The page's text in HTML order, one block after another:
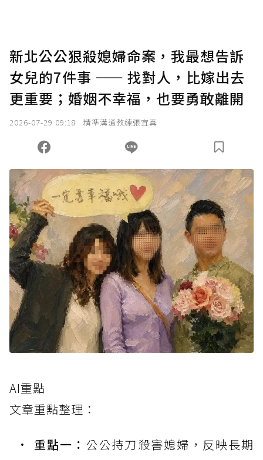
確認送出
您當前剩餘 U 利點數：0點；前往 購買點數
新北公公狠殺媳婦命案，我最想告訴
女兒的7件事 —— 找對人，比嫁出去
更重要；婚姻不幸福，也要勇敢離開
2026-07-29 09:18 精準溝通教練張宜真
AI重點
文章重點整理：
重點一： 公公持刀殺害媳婦，反映長期